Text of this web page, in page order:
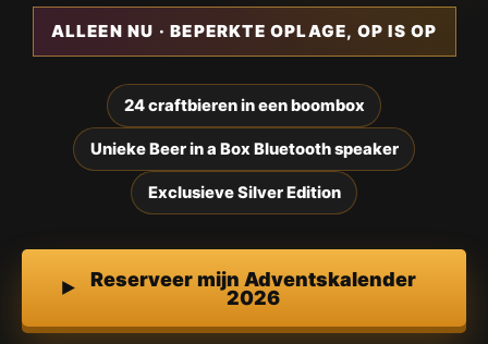
ALLEEN NU · BEPERKTE OPLAGE, OP IS OP
24 craftbieren in een boombox
Unieke Beer in a Box Bluetooth speaker
Exclusieve Silver Edition
Reserveer mijn Adventskalender
2026